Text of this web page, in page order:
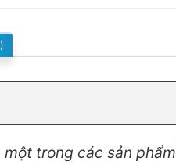
trong các sản phẩm